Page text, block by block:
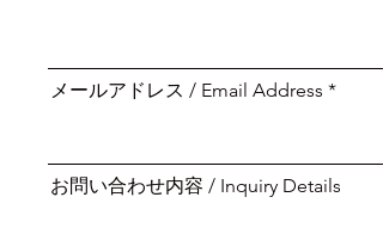
メールアドレス / Email Address
お問い合わせ内容 / Inquiry Details